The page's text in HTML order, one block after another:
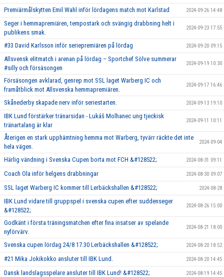
Premiärmålskytten Emil Wahl inför lördagens match mot Karlstad 2024-09-26 14:48
Seger i hemmapremiären, tempostark och svängig drabbning helt i
publikens smak.
2024-09-23 17:55
#33 David Karlsson inför seriepremiären på lördag 2024-09-20 09:15
Allsvensk elitmatch i arenan på lördag – Sportchef Sölve summerar
#silly och försäsongen
2024-09-19 10:30
Försäsongen avklarad, genrep mot SSL laget Warberg IC och
framåtblick mot Allsvenska hemmapremiären.
2024-09-17 16:46
Skånederby skapade nerv inför seriestarten. 2024-09-13 19:10
IBK Lund förstärker tränarsidan - Lukáš Molhanec ung tjeckisk
tränartalang är klar
2024-09-11 10:11
Återigen en stark upphämtning hemma mot Warberg, tyvärr räckte det inte
hela vägen.
2024-09-04
Härlig vändning i Svenska Cupen borta mot FCH &#128522; 2024-08-31 09:11
Coach Ola inför helgens drabbningar 2024-08-30 09:07
SSL laget Warberg IC kommer till Lerbäckshallen &#128522; 2024-08-28
IBK Lund vidare till gruppspel i svenska cupen efter suddenseger
&#128522;
2024-08-26 15:00
Godkänt i första träningsmatchen efter fina insatser av spelande
nyförvärv.
2024-08-21 18:00
Svenska cupen lördag 24/8 17.30 Lerbäckshallen &#128522; 2024-08-20 18:52
#21 Mika Jokikokko ansluter till IBK Lund. 2024-08-20 14:45
Dansk landslagsspelare ansluter till IBK Lund! &#128522; 2024-08-19 14:45